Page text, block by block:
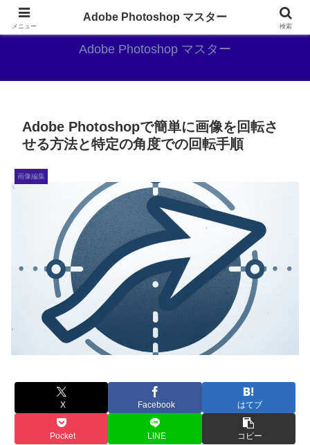
AdobePhotoshopがやっぱり最強
Adobe Photoshop マスター
Adobe Photoshopで簡単に画像を回転さ
せる方法と特定の角度での回転手順
画像編集
X Facebook はてブ
Pocket LINE コピー
メニュー
Adobe Photoshop マスター
検索